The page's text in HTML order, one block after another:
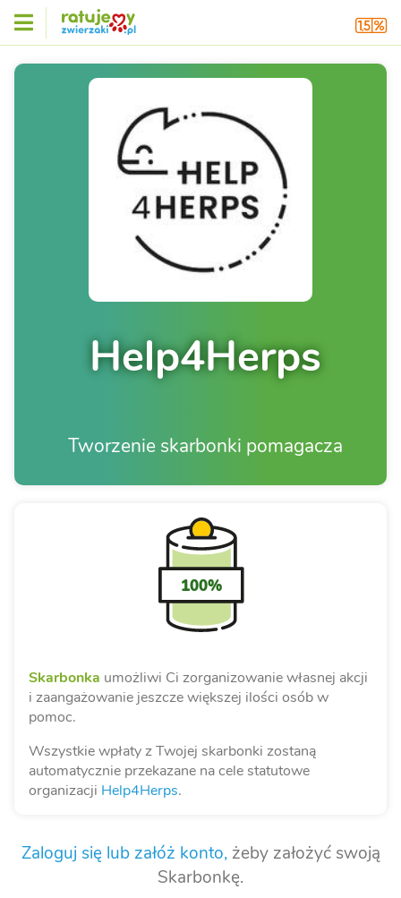
Help4Herps
Tworzenie skarbonki pomagacza
100%
Skarbonka umożliwi Ci zorganizowanie własnej akcji
i zaangażowanie jeszcze większej ilości osób w
pomoc.
Wszystkie wpłaty z Twojej skarbonki zostaną
automatycznie przekazane na cele statutowe
organizacji Help4Herps.
Zaloguj się lub załóż konto,żeby założyć swoją
Skarbonkę.